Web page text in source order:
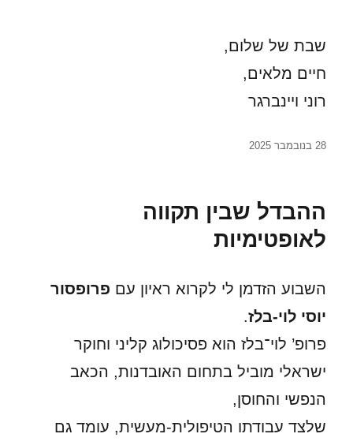
שבת של שלום,
חיים מלאים,
רוני ויינברגר
פורסם
28 בנובמבר 2025
ההבדל שבין תקווה
לאופטימיות
השבוע הזדמן לי לקרוא ראיון עם פרופסור
יוסי לוי-בלז.
פרופ’ לוי־בלז הוא פסיכולוג קליני וחוקר
ישראלי מוביל בתחום האובדנות, הכאב
הנפשי והחוסן,
שלצד עבודתו הטיפולית-מעשית, עומד גם